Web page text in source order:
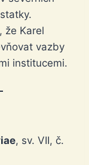
že Karel
vazby
institucemi.
, sv. VII, č.